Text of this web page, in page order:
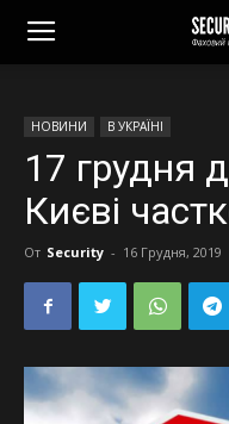
НОВИНИ В УКРАЇНІ
17 грудня
Києві
От Security - 16 Грудня, 2019